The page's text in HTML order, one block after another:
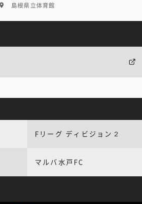
島根県立体育館
Fリーグ ディビジョン２
マルバ水戸FC